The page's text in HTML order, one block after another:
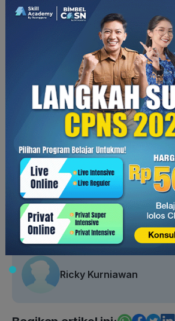
Namun, potensi jaringan saraf tiruan
penelitian dan pengembangan yang
saraf tiruan akan memainkan peran yang
dalam berbagai aspek kehidupan
Belajar Memanfaatkan
(AI) dalam Produk bagi Product
Perdalam ilmu terkait arfiticial
Ruangguru Engineering Academy. Klik
untuk mendapat pembelajaran dari
berpengalaman!
Ricky Kurniawan